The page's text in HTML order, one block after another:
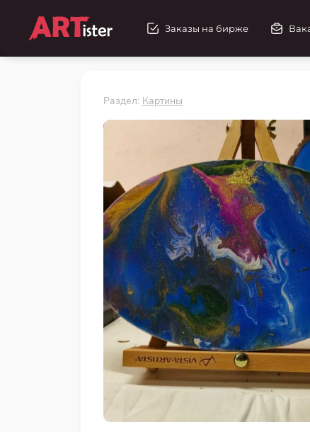
Заказы на бирже
Раздел: Картины